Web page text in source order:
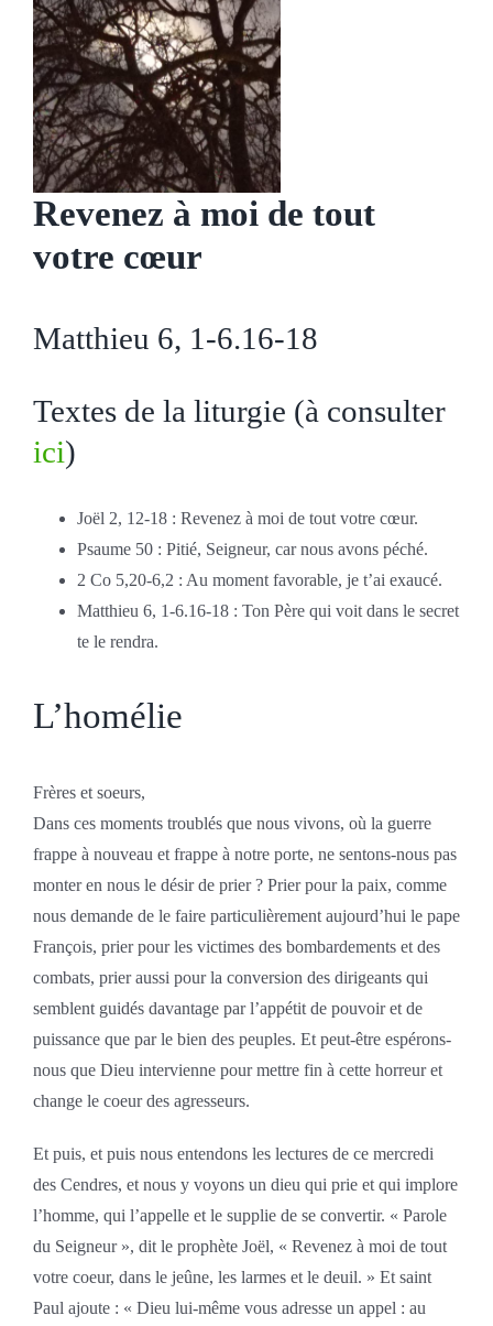
Revenez à moi de tout
votre cœur
Matthieu 6, 1-6.16-18
Textes de la liturgie (à consulter
ici)
Joël 2, 12-18 : Revenez à moi de tout votre cœur.
Psaume 50 : Pitié, Seigneur, car nous avons péché.
2 Co 5,20-6,2 : Au moment favorable, je t’ai exaucé.
Matthieu 6, 1-6.16-18 : Ton Père qui voit dans le secret
te le rendra.
L’homélie
Frères et soeurs,
Dans ces moments troublés que nous vivons, où la guerre
frappe à nouveau et frappe à notre porte, ne sentons-nous pas
monter en nous le désir de prier ? Prier pour la paix, comme
nous demande de le faire particulièrement aujourd’hui le pape
François, prier pour les victimes des bombardements et des
combats, prier aussi pour la conversion des dirigeants qui
semblent guidés davantage par l’appétit de pouvoir et de
puissance que par le bien des peuples. Et peut-être espérons-
nous que Dieu intervienne pour mettre fin à cette horreur et
change le coeur des agresseurs.
Et puis, et puis nous entendons les lectures de ce mercredi
des Cendres, et nous y voyons un dieu qui prie et qui implore
l’homme, qui l’appelle et le supplie de se convertir. « Parole
du Seigneur », dit le prophète Joël, « Revenez à moi de tout
votre coeur, dans le jeûne, les larmes et le deuil. » Et saint
Paul ajoute : « Dieu lui-même vous adresse un appel : au